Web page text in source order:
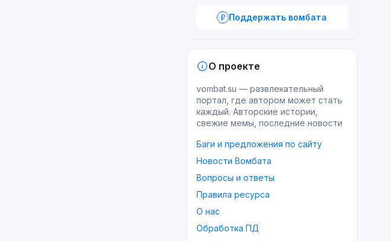
Поддержать вомбата
О проекте
vombat.su — развлекательный
портал, где автором может стать
каждый. Авторские истории,
свежие мемы, последние новости
Баги и предложения по сайту
Новости Вомбата
Вопросы и ответы
Правила ресурса
О нас
Обработка ПД